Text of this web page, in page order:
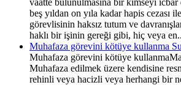
beş yıldan on yıla kadar hapis cezası
görevlisinin haksız tutum ve
haklı bir işinin gereği gibi, hiç veya
Muhafaza görevini kötüye kullanma
Muhafaza görevini kötüye
Muhafaza edilmek üzere kendisine
rehinli veya hacizli veya herhangi bir